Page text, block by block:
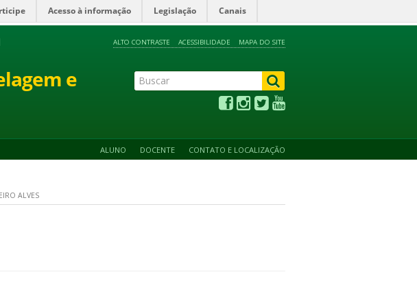
Acesso à informação Legislação Canais
ALTO CONTRASTE ACESSIBILIDADE MAPA DO SITE
e
ALUNO DOCENTE CONTATO E LOCALIZAÇÃO
ALVES